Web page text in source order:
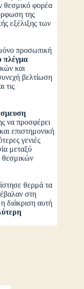
θεσμικό φορέα
της
εξέλιξης των
προσωπική
πλέγμα
και
βελτίωση
τις
να προσφέρει
επιστημονική
γενιές
μεταξύ
θεσμικών
θερμά τα
στη
διάκριση αυτή